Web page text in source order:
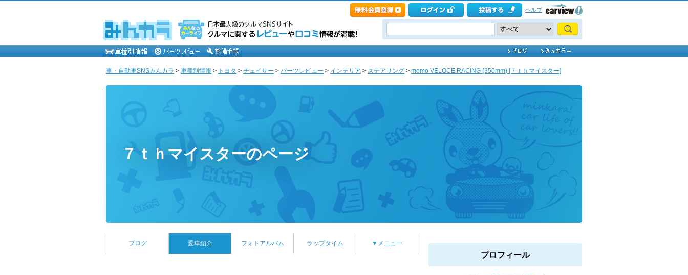
ヘルプ
車・自動車SNSみんカラ > 車種別情報 > トヨタ > チェイサー > パーツレビュー > インテリア > ステアリング > momo VELOCE RACING (350mm) [７ｔｈマイスター]
７ｔｈマイスターのページ
ブログ 愛車紹介 フォトアルバム ラップタイム ▼メニュー
プロフィール